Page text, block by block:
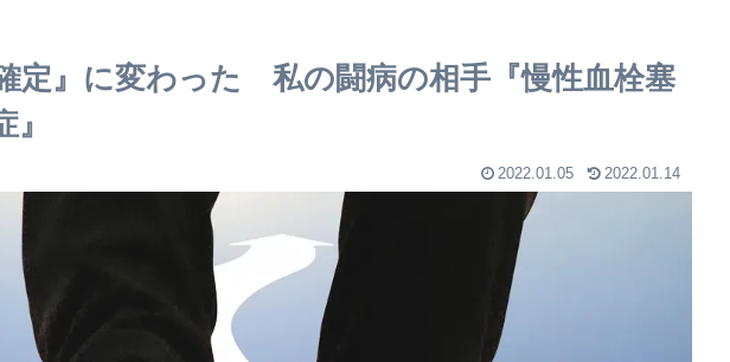
定』に変わった 私の闘病の相手『慢性血栓塞
2022.01.05 2022.01.14